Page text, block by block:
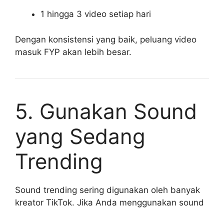
1 hingga 3 video setiap hari
Dengan konsistensi yang baik, peluang video
masuk FYP akan lebih besar.
5. Gunakan Sound
yang Sedang
Trending
Sound trending sering digunakan oleh banyak
kreator TikTok. Jika Anda menggunakan sound